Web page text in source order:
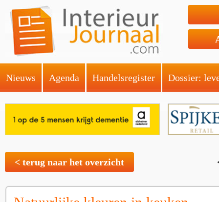
Nieuws Agenda Handelsregister Dossier:
< terug naar het overzicht